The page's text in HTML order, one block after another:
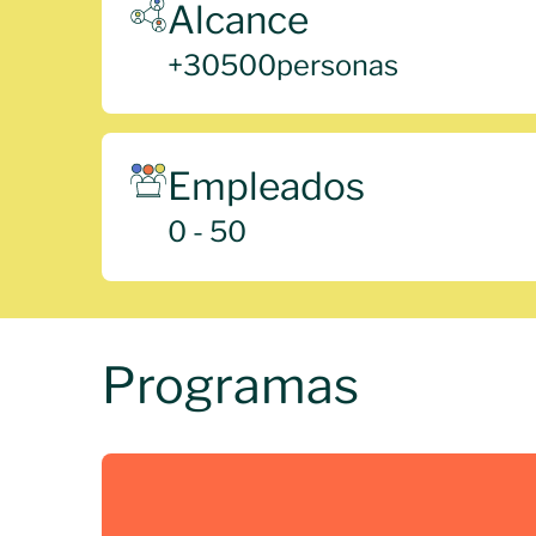
Alcance
+30500personas
Empleados
0 - 50
Programas